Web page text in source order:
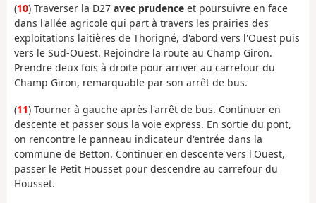
(10) Traverser la D27 avec prudence et poursuivre en face
dans l'allée agricole qui part à travers les prairies des
exploitations laitières de Thorigné, d'abord vers l'Ouest puis
vers le Sud-Ouest. Rejoindre la route au Champ Giron.
Prendre deux fois à droite pour arriver au carrefour du
Champ Giron, remarquable par son arrêt de bus.
(11) Tourner à gauche après l'arrêt de bus. Continuer en
descente et passer sous la voie express. En sortie du pont,
on rencontre le panneau indicateur d'entrée dans la
commune de Betton. Continuer en descente vers l'Ouest,
passer le Petit Housset pour descendre au carrefour du
Housset.